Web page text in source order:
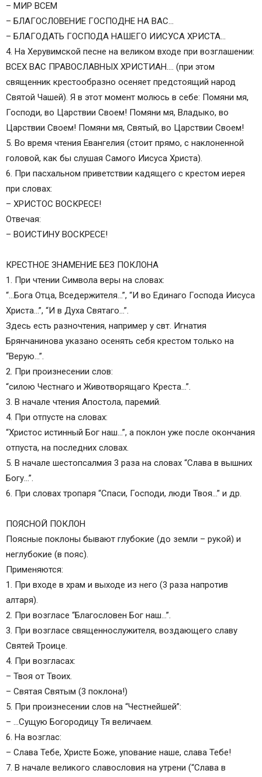
– МИР ВСЕМ
– БЛАГОСЛОВЕНИЕ ГОСПОДНЕ НА ВАС…
– БЛАГОДАТЬ ГОСПОДА НАШЕГО ИИСУСА ХРИСТА…
4. На Херувимской песне на великом входе при возглашении:
ВСЕХ ВАС ПРАВОСЛАВНЫХ ХРИСТИАН…. (при этом
священник крестообразно осеняет предстоящий народ
Святой Чашей). Я в этот момент молюсь в себе: Помяни мя,
Господи, во Царствии Своем! Помяни мя, Владыко, во
Царствии Своем! Помяни мя, Святый, во Царствии Своем!
5. Во время чтения Евангелия (стоит прямо, с наклоненной
головой, как бы слушая Самого Иисуса Христа).
6. При пасхальном приветствии кадящего с крестом иерея
при словах:
– ХРИСТОС ВОСКРЕСЕ!
Отвечая:
– ВОИСТИНУ ВОСКРЕСЕ!
КРЕСТНОЕ ЗНАМЕНИЕ БЕЗ ПОКЛОНА
1. При чтении Символа веры на словах:
“…Бога Отца, Вседержителя…”, “И во Единаго Господа Иисуса
Христа…”, “И в Духа Святаго…”.
Здесь есть разночтения, например у свт. Игнатия
Брянчанинова указано осенять себя крестом только на
“Верую…”.
2. При произнесении слов:
“силою Честнаго и Животворящаго Креста…”.
3. В начале чтения Апостола, паремий.
4. При отпусте на словах:
“Христос истинный Бог наш…”, а поклон уже после окончания
отпуста, на последних словах.
5. В начале шестопсалмия 3 раза на словах “Слава в вышних
Богу…”.
6. При словах тропаря “Спаси, Господи, люди Твоя…” и др.
ПОЯСНОЙ ПОКЛОН
Поясные поклоны бывают глубокие (до земли – рукой) и
неглубокие (в пояс).
Применяются:
1. При входе в храм и выходе из него (3 раза напротив
алтаря).
2. При возгласе “Благословен Бог наш…”.
3. При возгласе священнослужителя, воздающего славу
Святей Троице.
4. При возгласах:
– Твоя от Твоих.
– Святая Святым (3 поклона!)
5. При произнесении слов на “Честнейшей”:
– …Сущую Богородицу Тя величаем.
6. На возглас:
– Слава Тебе, Христе Боже, упование наше, слава Тебе!
7. В начале великого славословия на утрени (“Слава в